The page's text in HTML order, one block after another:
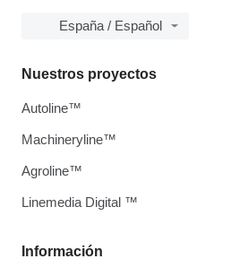
España / Español
Información
Nuestros proyectos
Autoline™
Machineryline™
Agroline™
Linemedia Digital ™